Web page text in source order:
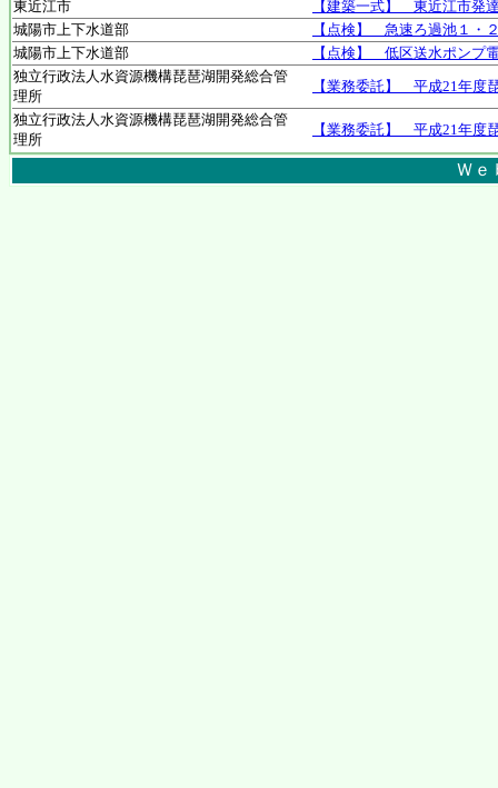
東近江市
【建築一式】 東近江市発
城陽市上下水道部
【点検】 急速ろ過池１・
城陽市上下水道部
【点検】 低区送水ポンプ
独立行政法人水資源機構琵琶湖開発総合管
理所
【業務委託】 平成21年度
独立行政法人水資源機構琵琶湖開発総合管
理所
【業務委託】 平成21年度
Ｗｅ